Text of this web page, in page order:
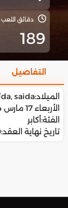
دقائق اللعب
189
التفاصيل
الميلاد:saida
الأربعاء 17 مارس 2004
الفئة:أكابر
تاريخ نهاية العقد: